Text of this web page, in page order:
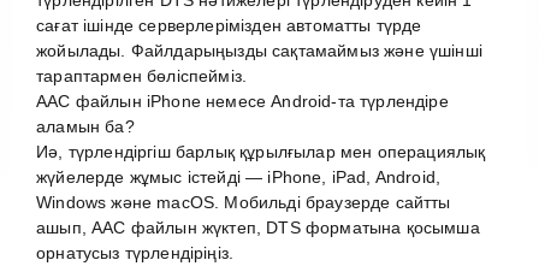
сағат ішінде серверлерімізден автоматты түрде
жойылады. Файлдарыңызды сақтамаймыз және үшінші
тараптармен бөліспейміз.
AAC файлын iPhone немесе Android-та түрлендіре
аламын ба?
Иә, түрлендіргіш барлық құрылғылар мен операциялық
жүйелерде жұмыс істейді — iPhone, iPad, Android,
Windows және macOS. Мобильді браузерде сайтты
ашып, AAC файлын жүктеп, DTS форматына қосымша
орнатусыз түрлендіріңіз.